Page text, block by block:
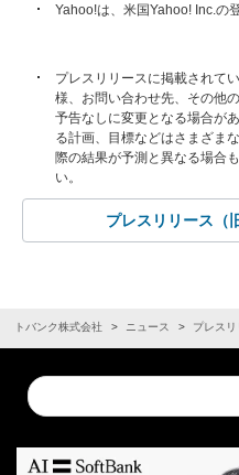
Yahoo!は、米国Yahoo! Inc.の
プレスリリースに掲載されて
様、お問い合わせ先、その他
予告なしに変更となる場合が
る計画、目標などはさまざま
際の結果が予測と異なる場合
い。
プレスリリース（
フトバンク株式会社 ニュース プレスリ
Conduct
a